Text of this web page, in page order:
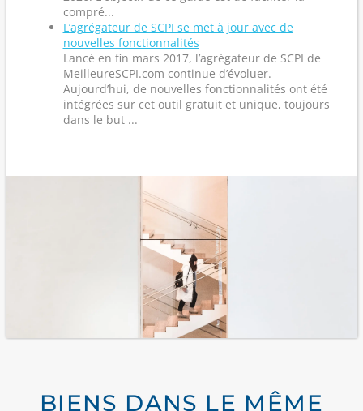
compré...
L’agrégateur de SCPI se met à jour avec de
nouvelles fonctionnalités
Lancé en fin mars 2017, l’agrégateur de SCPI de
MeilleureSCPI.com continue d’évoluer.
Aujourd’hui, de nouvelles fonctionnalités ont été
intégrées sur cet outil gratuit et unique, toujours
dans le but ...
BIENS DANS LE MÊME